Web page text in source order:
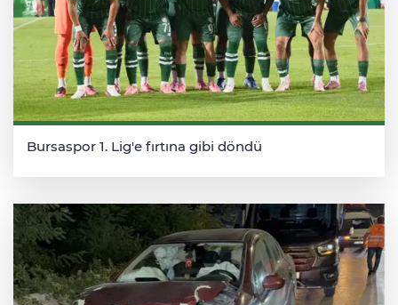
Bursaspor 1. Lig'e fırtına gibi döndü